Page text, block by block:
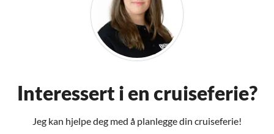
Interessert i en cruiseferie?
Jeg kan hjelpe deg med å planlegge din cruiseferie!